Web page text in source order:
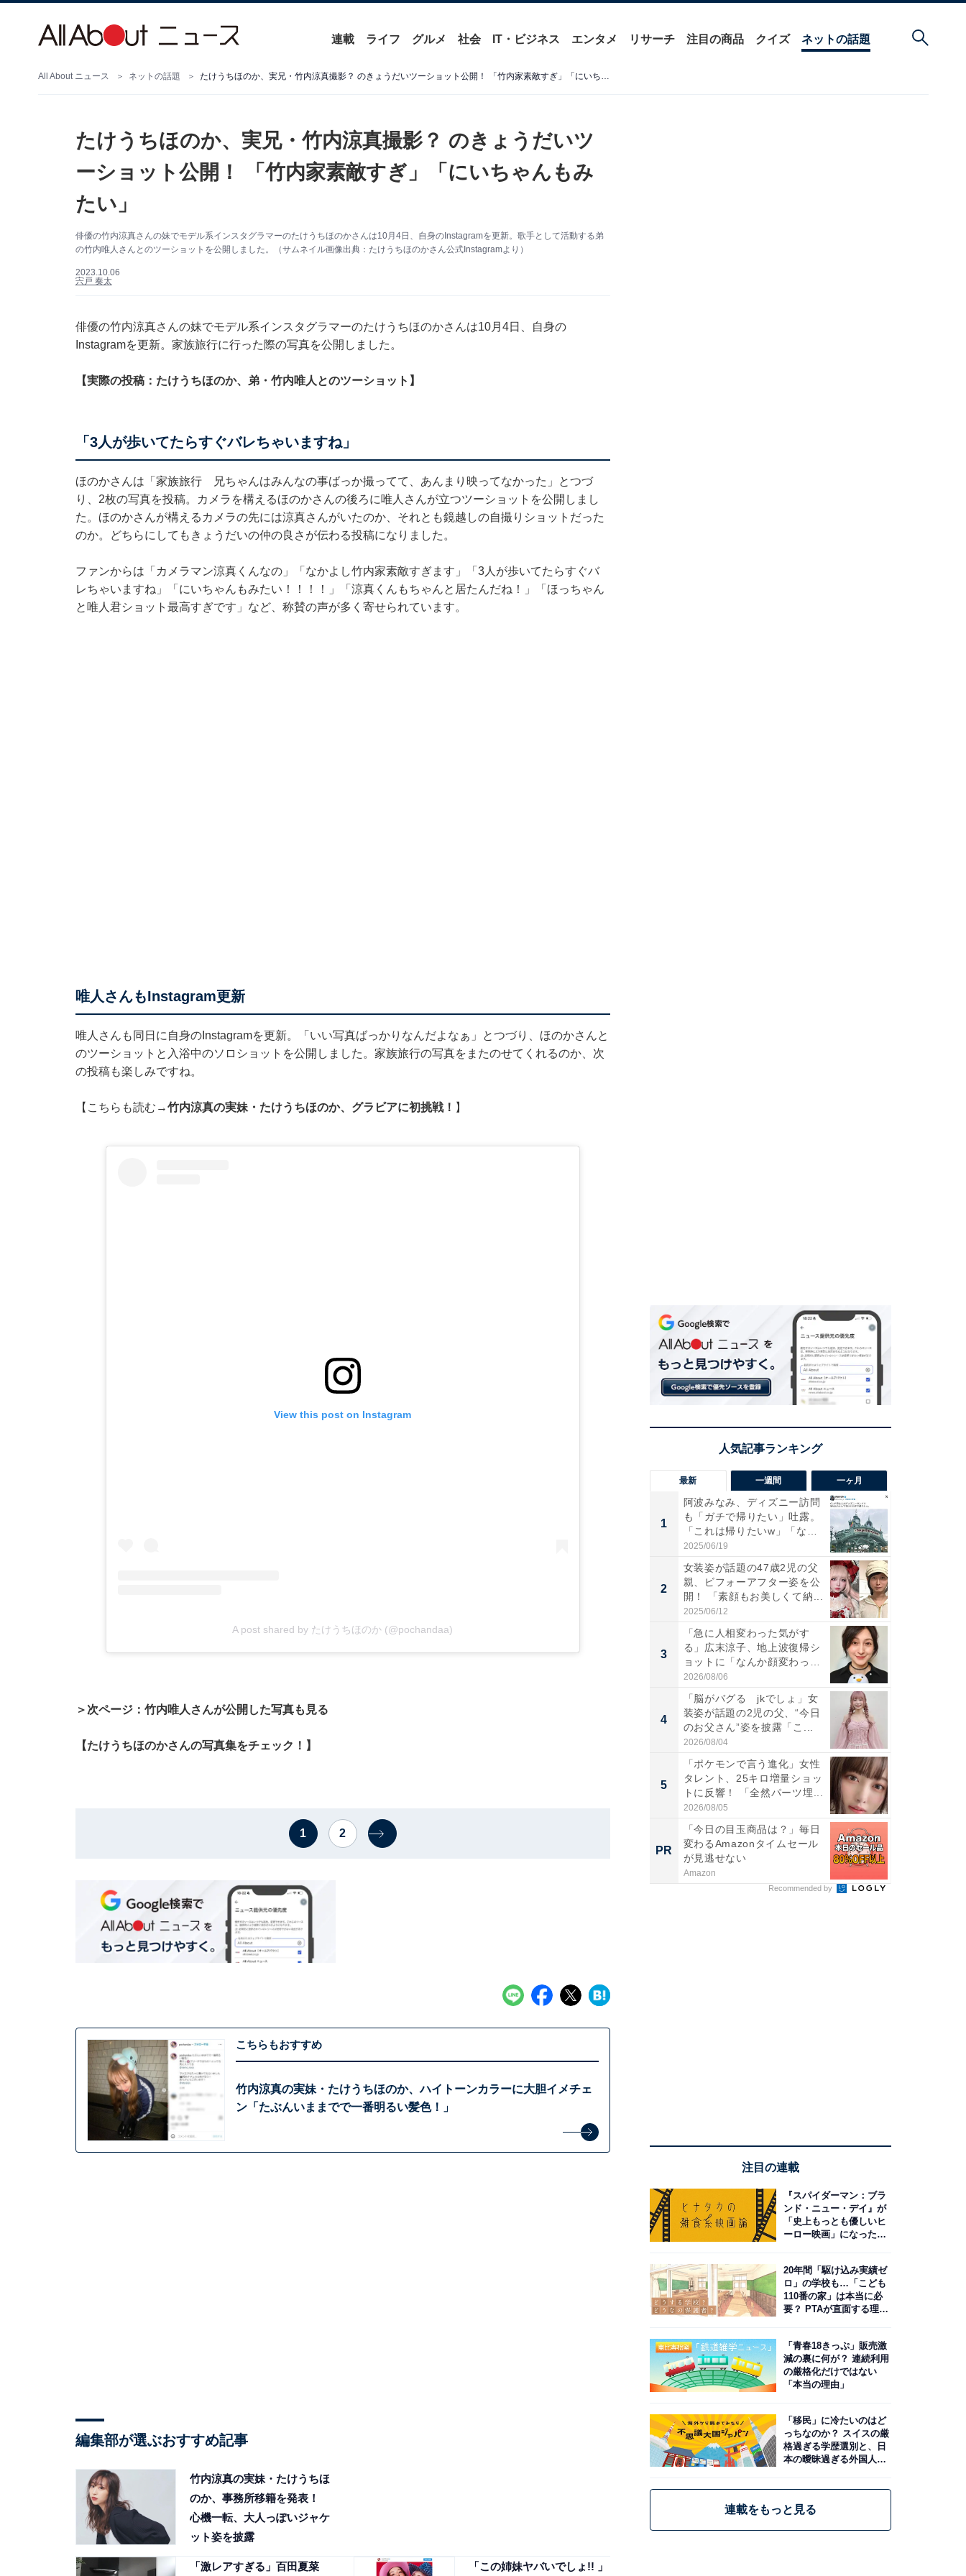
連載 ライフ グルメ 社会 IT・ビジネス エンタメ リサーチ 注目の商品 クイズ ネットの話題
All About ニュース ネットの話題 たけうちほのか、実兄・竹内涼真撮影？ のきょうだいツーショット公開！ 「竹内家素敵すぎ」「にいちゃんもみたい」
たけうちほのか、実兄・竹内涼真撮影？ のきょうだいツ
ーショット公開！ 「竹内家素敵すぎ」「にいちゃんもみ
たい」
俳優の竹内涼真さんの妹でモデル系インスタグラマーのたけうちほのかさんは10月4日、自身のInstagramを更新。歌手として活動する弟
の竹内唯人さんとのツーショットを公開しました。（サムネイル画像出典：たけうちほのかさん公式Instagramより）
2023.10.06
宍戸 奏太
俳優の竹内涼真さんの妹でモデル系インスタグラマーのたけうちほのかさんは10月4日、自身の
Instagramを更新。家族旅行に行った際の写真を公開しました。
【実際の投稿：たけうちほのか、弟・竹内唯人とのツーショット】
「3人が歩いてたらすぐバレちゃいますね」
ほのかさんは「家族旅行 兄ちゃんはみんなの事ばっか撮ってて、あんまり映ってなかった」とつづ
り、2枚の写真を投稿。カメラを構えるほのかさんの後ろに唯人さんが立つツーショットを公開しまし
た。ほのかさんが構えるカメラの先には涼真さんがいたのか、それとも鏡越しの自撮りショットだった
のか。どちらにしてもきょうだいの仲の良さが伝わる投稿になりました。
ファンからは「カメラマン涼真くんなの」「なかよし竹内家素敵すぎます」「3人が歩いてたらすぐバ
レちゃいますね」「にいちゃんもみたい！！！！」「涼真くんもちゃんと居たんだね！」「ほっちゃん
と唯人君ショット最高すぎです」など、称賛の声が多く寄せられています。
唯人さんもInstagram更新
唯人さんも同日に自身のInstagramを更新。「いい写真ばっかりなんだよなぁ」とつづり、ほのかさんと
のツーショットと入浴中のソロショットを公開しました。家族旅行の写真をまたのせてくれるのか、次
の投稿も楽しみですね。
【こちらも読む→竹内涼真の実妹・たけうちほのか、グラビアに初挑戦！ 】
View this post on Instagram
A post shared by たけうちほのか (@pochandaa)
＞次ページ：竹内唯人さんが公開した写真も見る
【たけうちほのかさんの写真集をチェック！】
1 2
こちらもおすすめ
竹内涼真の実妹・たけうちほのか、ハイトーンカラーに大胆イメチェ
ン「たぶんいままでで一番明るい髪色！」
編集部が選ぶおすすめ記事
竹内涼真の実妹・たけうちほ
のか、事務所移籍を発表！
心機一転、大人っぽいジャケ
ット姿を披露
「激レアすぎる」百田夏菜 「この姉妹ヤバいでしょ!! 」
最新 一週間 一ヶ月
1
阿波みなみ、ディズニー訪問
も「ガチで帰りたい」吐露。
「これは帰りたいw」「なん
ち...
2025/06/19
2
女装姿が話題の47歳2児の父
親、ビフォーアフター姿を公
開！ 「素顔もお美しくて納...
2025/06/12
3
「急に人相変わった気がす
る」広末涼子、地上波復帰シ
ョットに「なんか顔変わっ
た」の...
2026/08/06
4
「脳がバグる jkでしょ」女
装姿が話題の2児の父、“今日
のお父さん”姿を披露「こ...
2026/08/04
5
「ポケモンで言う進化」女性
タレント、25キロ増量ショッ
トに反響！ 「全然パーツ埋...
2026/08/05
PR
「今日の目玉商品は？」毎日
変わるAmazonタイムセール
が見逃せない
Amazon
Recommended by
注目の連載
『スパイダーマン：ブラ
ンド・ニュー・デイ』が
「史上もっとも優しいヒ
ーロー映画」になった理
20年間「駆け込み実績ゼ
ロ」の学校も…「こども
110番の家」は本当に必
要？ PTAが直面する理想
「青春18きっぷ」販売激
減の裏に何が？ 連続利用
の厳格化だけではない
「本当の理由」
「移民」に冷たいのはど
っちなのか？ スイスの厳
格過ぎる学歴選別と、日
本の曖昧過ぎる外国人政
連載をもっと見る